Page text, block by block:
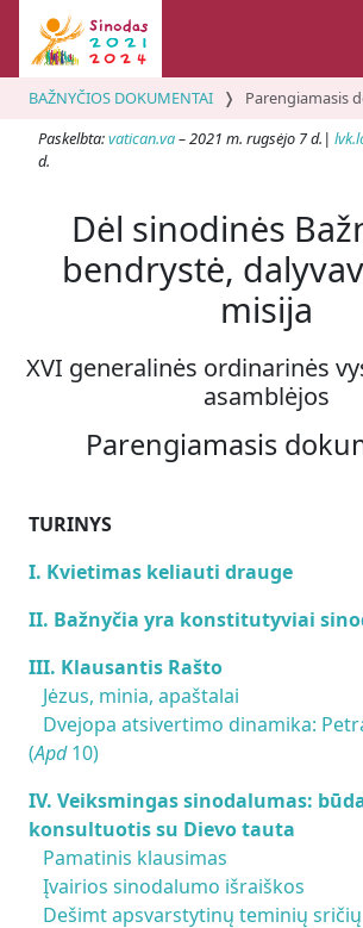
BAŽNYČIOS DOKUMENTAI
Parengiamasis
Paskelbta:vatican.va– 2021 m. rugsėjo 7 d.|
d.
Dėl sinodinės
bendrystė,
misija
XVI generalinės ordinarinės
asamblėjos
Parengiamasis
TURINYS
I. Kvietimas keliauti drauge
II. Bažnyčia yra konstitutyviai
III. Klausantis Rašto
Jėzus, minia, apaštalai
Dvejopa atsivertimo dinamika:
(Apd10)
IV. Veiksmingas sinodalumas:
konsultuotis su Dievo tauta
Pamatinis klausimas
Įvairios sinodalumo išraiškos
Dešimt apsvarstytinų teminių sričių